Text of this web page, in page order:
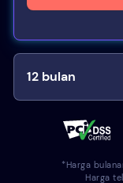
12 bulan
*Harga
Harga